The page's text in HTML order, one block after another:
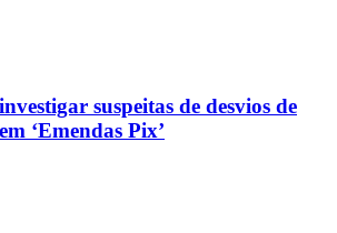
suspeitas de desvios de
‘Emendas Pix’